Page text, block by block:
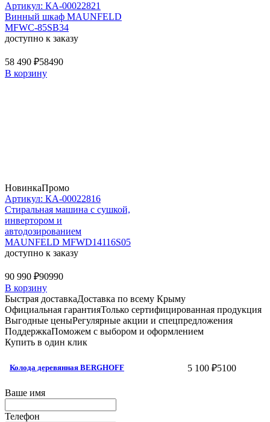
Артикул: КА-00022821
Винный шкаф MAUNFELD
MFWC-85SB34
доступно к заказу
58 490 ₽58490
В корзину
НовинкаПромо
Артикул: КА-00022816
Стиральная машина c сушкой,
инвертором и
автодозированием
MAUNFELD MFWD14116S05
доступно к заказу
90 990 ₽90990
В корзину
Быстрая доставкаДоставка по всему Крыму
Официальная гарантияТолько сертифицированная продукция
Выгодные ценыРегулярные акции и спецпредложения
ПоддержкаПоможем с выбором и оформлением
Купить в один клик
Колода деревянная BERGHOFF 5 100 ₽5100
Ваше имя
Телефон